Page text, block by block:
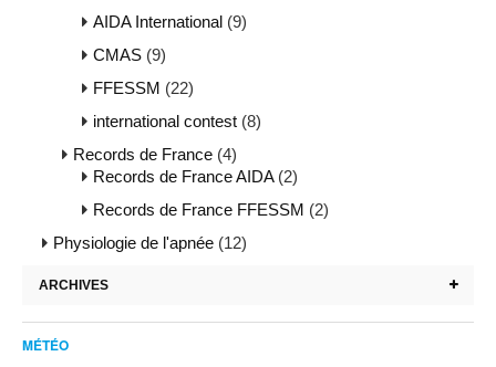
AIDA International (9)
CMAS (9)
FFESSM (22)
international contest (8)
Records de France (4)
Records de France AIDA(2)
Records de France FFESSM (2)
Physiologie de l'apnée (12)
ARCHIVES
MÉTÉO